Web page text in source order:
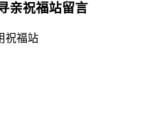
亲祝福站留言
祝福站